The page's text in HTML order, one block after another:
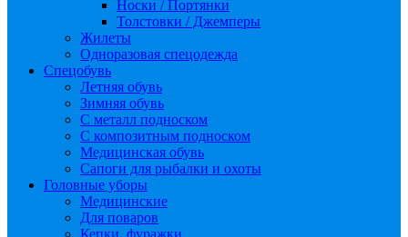
Носки / Портянки
Толстовки / Джемперы
Жилеты
Одноразовая спецодежда
Спецобувь
Летняя обувь
Зимняя обувь
С металл подноском
С композитным подноском
Медицинская обувь
Сапоги для рыбалки и охоты
Головные уборы
Медицинские
Для поваров
Кепки, фуражки